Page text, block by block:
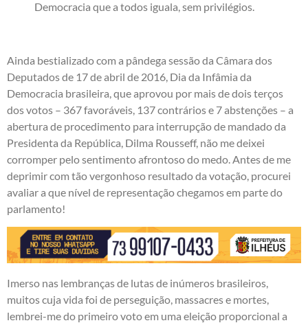
Democracia que a todos iguala, sem privilégios.
Ainda bestializado com a pândega sessão da Câmara dos
Deputados de 17 de abril de 2016, Dia da Infâmia da
Democracia brasileira, que aprovou por mais de dois terços
dos votos – 367 favoráveis, 137 contrários e 7 abstenções – a
abertura de procedimento para interrupção de mandado da
Presidenta da República, Dilma Rousseff, não me deixei
corromper pelo sentimento afrontoso do medo. Antes de me
deprimir com tão vergonhoso resultado da votação, procurei
avaliar a que nível de representação chegamos em parte do
parlamento!
Imerso nas lembranças de lutas de inúmeros brasileiros,
muitos cuja vida foi de perseguição, massacres e mortes,
lembrei-me do primeiro voto em uma eleição proporcional a